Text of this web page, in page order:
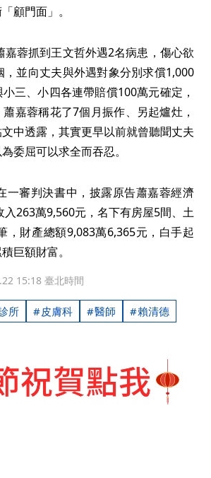
顧門面」。
嘉蓉抓到王文哲外遇2名病患，傷心欲
，並向丈夫與外遇對象分別求償1,000
三、小四各連帶賠償100萬元確定，
嘉蓉稱花了7個月振作、另起爐灶，
中透露，其實更早以前就曾聽聞丈夫
委屈可以求全而吞忍。
一審判決書中，披露原告蕭嘉蓉經濟
入263萬9,560元，名下有房屋5間、土
，財產總額9,083萬6,365元，白手起
巨額財富。
15:18 臺北時間
所 皮膚科 醫師 賴清德